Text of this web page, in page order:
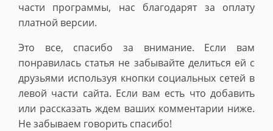
части программы, нас благодарят за оплату
платной версии.
Это все, спасибо за внимание. Если вам
понравилась статья не забывайте делиться ей с
друзьями используя кнопки социальных сетей в
левой части сайта. Если вам есть что добавить
или рассказать ждем ваших комментарии ниже.
Не забываем говорить спасибо!